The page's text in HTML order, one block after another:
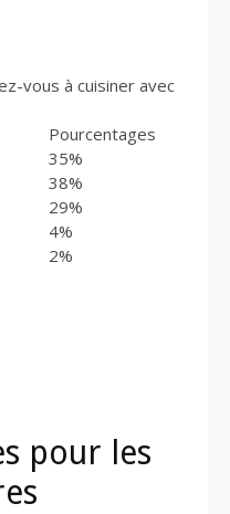
vous à cuisiner avec
Pourcentages
35%
38%
29%
4%
2%
pour les